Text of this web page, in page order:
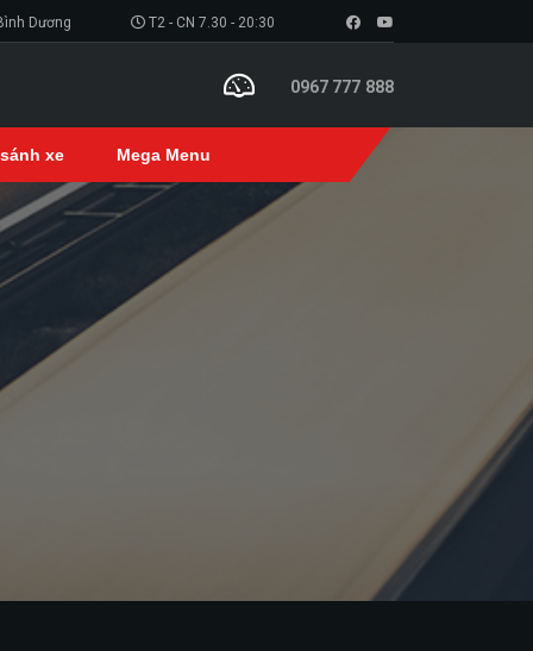
T2 - CN 7.30 - 20:30
Dương
0967 777 888
xe Mega Menu